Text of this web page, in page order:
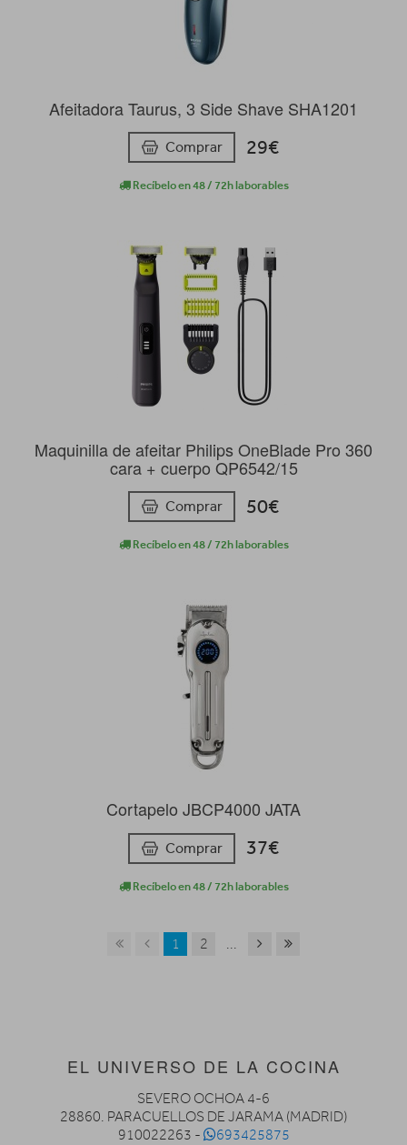
Afeitadora Taurus, 3 Side Shave SHA1201
Comprar 29€
Recíbelo en 48 / 72h laborables
Maquinilla de afeitar Philips OneBlade Pro 360
cara + cuerpo QP6542/15
Comprar 50€
Recíbelo en 48 / 72h laborables
Cortapelo JBCP4000 JATA
Comprar 37€
Recíbelo en 48 / 72h laborables
1 2 ...
EL UNIVERSO DE LA COCINA
SEVERO OCHOA 4-6
28860. PARACUELLOS DE JARAMA (MADRID)
910022263 -
693425875